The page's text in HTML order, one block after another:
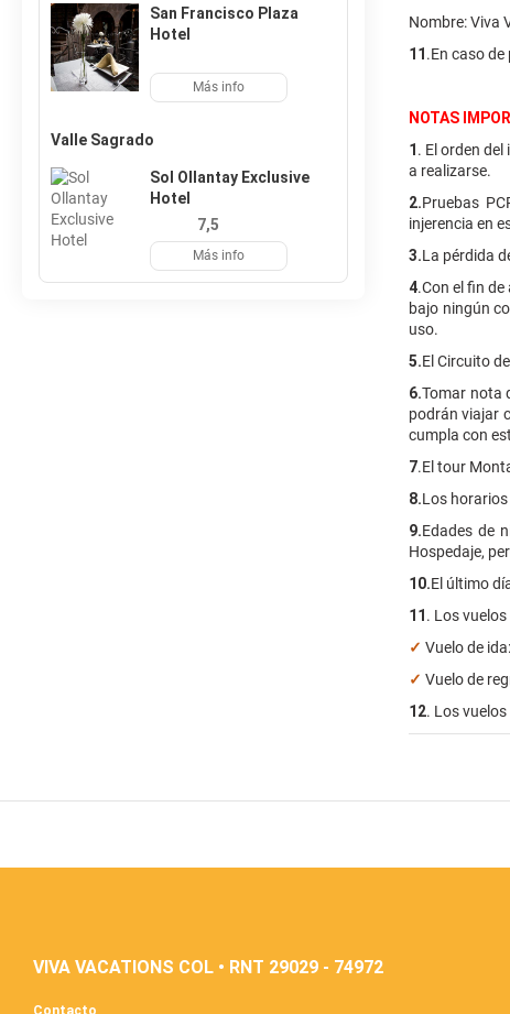
Nombre: Viva
11 .En caso de
NOTAS
1 . El orden
a realizarse.
2.Pruebas
injerencia en
3.La pérdida
4.Con el fin
bajo ningún
uso.
5.El Circuito
6.Tomar nota
podrán viajar
cumpla con
7.El tour
8.Los
9.Edades de
Hospedaje,
10.El último
11 . Los
✓ Vuelo de
✓ Vuelo de
12. Los
San Francisco Plaza
Hotel
Más info
Valle Sagrado
Sol Ollantay Exclusive
Hotel
7,5
Más info
VIVA VACATIONS COL • RNT 29029 - 74972
Contacto